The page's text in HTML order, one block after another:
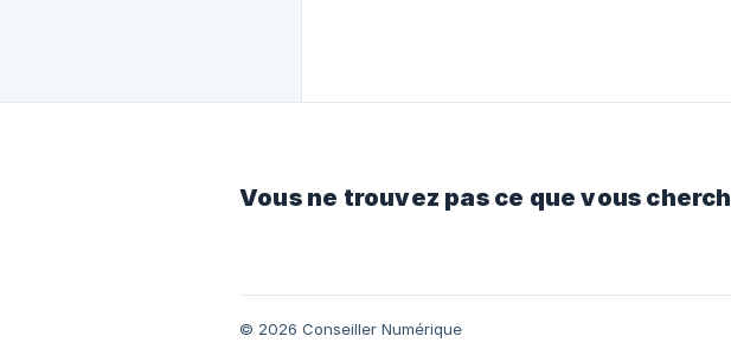
Vous ne trouvez pas ce que vous
© 2026 Conseiller Numérique